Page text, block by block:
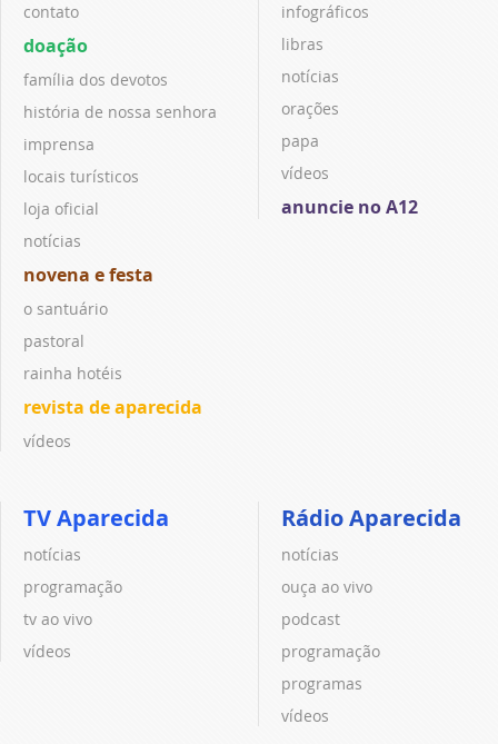
contato
doação
família dos devotos
história de nossa senhora
imprensa
locais turísticos
loja oficial
notícias
novena e festa
o santuário
pastoral
rainha hotéis
revista de aparecida
vídeos
infográficos
libras
notícias
orações
papa
vídeos
anuncie no A12
TV Aparecida
notícias
programação
tv ao vivo
vídeos
Rádio Aparecida
notícias
ouça ao vivo
podcast
programação
programas
vídeos